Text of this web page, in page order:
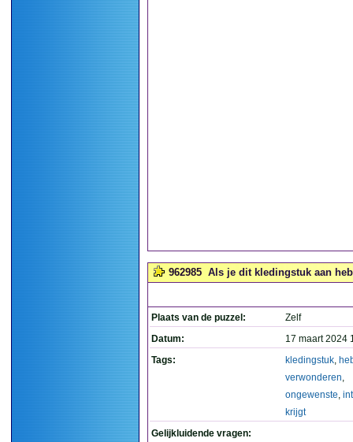
962985 Als je dit kledingstuk aan
Plaats van de puzzel:
Zelf
Datum:
17 maart 2024
Tags:
kledingstuk,
verwonderen,
ongewenste,
krijgt
Gelijkluidende vragen: